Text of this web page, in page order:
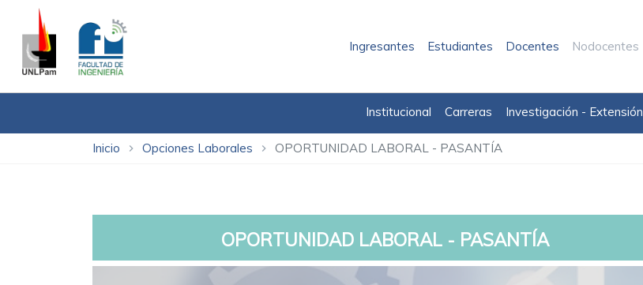
Ingresantes Estudiantes Docentes Nodocentes
Institucional Carreras Investigación - Extensión
Inicio chevron_right Opciones Laborales chevron_right OPORTUNIDAD LABORAL - PASANTÍA
OPORTUNIDAD LABORAL - PASANTÍA